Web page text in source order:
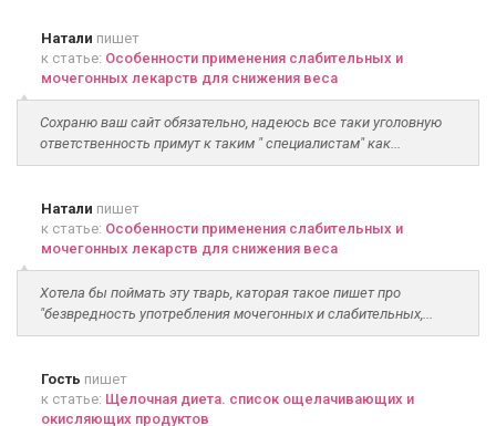
Натали пишет
к статье: Особенности применения слабительных и
мочегонных лекарств для снижения веса
Сохраню ваш сайт обязательно, надеюсь все таки уголовную
ответственность примут к таким " специалистам" как...
Натали пишет
к статье: Особенности применения слабительных и
мочегонных лекарств для снижения веса
Хотела бы поймать эту тварь, каторая такое пишет про
"безвредность употребления мочегонных и слабительных,...
Гость пишет
к статье: Щелочная диета. список ощелачивающих и
окисляющих продуктов